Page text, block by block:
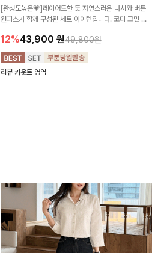
[완성도높은💗]레이어드한 듯 자연스러운 나시와 버튼
원피스가 함께 구성된 세트 아이템입니다. 코디 고민 없
12%43,900 원49,800원
리뷰 카운트 영역